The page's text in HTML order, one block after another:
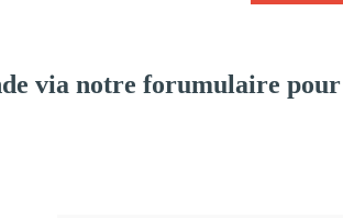
via notre forumulaire